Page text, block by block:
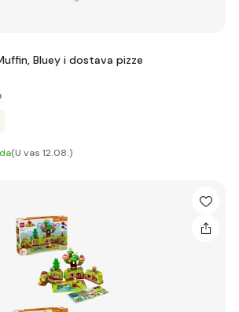
Bluey i dostava pizze
(U vas 12.08.)